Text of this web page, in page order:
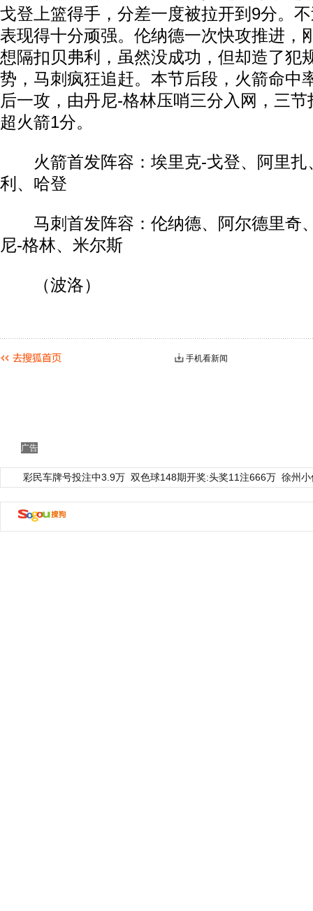
戈登上篮得手，分差一度被拉开到9分。
表现得十分顽强。伦纳德一次快攻推进，
想隔扣贝弗利，虽然没成功，但却造了犯
势，马刺疯狂追赶。本节后段，火箭命中
后一攻，由丹尼-格林压哨三分入网，三
超火箭1分。
火箭首发阵容：埃里克-戈登、阿里扎
利、哈登
马刺首发阵容：伦纳德、阿尔德里奇
尼-格林、米尔斯
（波洛）
手机看新闻
广告
彩民车牌号投注中3.9万 双色球148期开奖:头奖11注666万 徐州